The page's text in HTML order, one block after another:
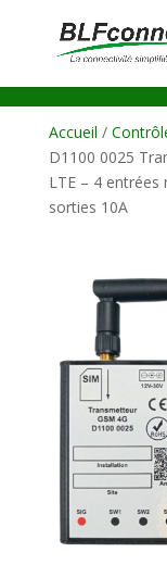
Accueil /
D1100 0025
LTE – 4 entrées
sorties 10A